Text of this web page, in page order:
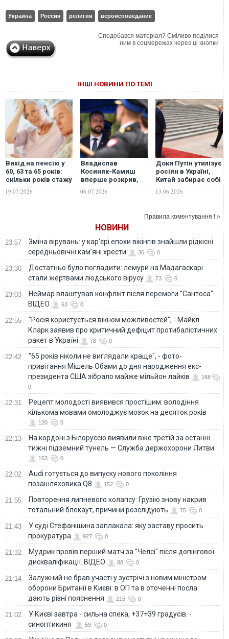
Украина Россия религия вероисповедание
Сподобався матеріал? Сміливо поділися
ним в соцмережах через ці кнопки
ІНШІ НОВИНИ ПО ТЕМІ
Вихід на пенсію у
60, 63 та 65 років:
скільки років стажу
українцям у 2026–
19.07.2026
Владислав
Косиняк-Камиш
вперше розкрив,
витратила на
06.07.2026
Доки Путін утилізує
росіян в Україні,
Китай забирає собі
бою, - The Hill
13.06.2026
Правила коментування ! »
НОВИНИ
23:57
Зміна вірувань: у кар'єрі епохи вікінгів знайшли рідкісні
середньовічні кам’яні хрести
36 0
23:30
Достатньо було погладити: лемури на Мадагаскарі
стали жертвами людського вірусу
73 0
23:03
Неймар влаштував конфлікт після перемоги "Сантоса".
ВІДЕО
63 0
22:55
"Росія користується вікном можливостей", - Майкл
Кларк заявив про критичний дефіцит протибалістичних
ракет в Україні
78 0
22:42
"65 років ніколи не виглядали краще", - фото-
привітання Мішель Обами до дня народження екс-
президента США зібрало майже мільйон лайків
168
0
22:31
Рецепт молодості виявився простішим: володіння
кількома мовами омолоджує мозок на десяток років
120 0
22:13
На кордоні з Білоруссю виявили вже третій за останні
тижні підземний тунель — Служба держохорони Литви
163 0
22:02
Audi готується до випуску нового покоління
позашляховика Q8
152 0
21:55
Повторення липневого колапсу: Грузію знову накрив
тотальний блекаут, причини розслідують
75 0
21:43
У суді Стефанішина заплакала: яку заставу просить
прокуратура
927 0
21:32
Мудрик провів перший матч за "Челсі" після допінгової
дискваліфікації. ВІДЕО
88 0
21:14
Залужний не брав участі у зустрічі з новим міністром
оборони Британії в Києві: в ОП та в оточенні посла
дають різні пояснення
215 0
21:02
У Києві завтра - сильна спека, +37+39 градусів. -
синоптикиня
59 0